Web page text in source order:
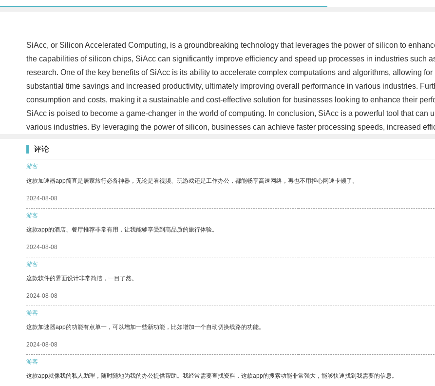
SiAcc, or Silicon Accelerated Computing, is a groundbreaking technology that leverages the power of silicon to
the capabilities of silicon chips, SiAcc can significantly improve efficiency and speed up processes in industries such
research. One of the key benefits of SiAcc is its ability to accelerate complex computations and algorithms, allowing
substantial time savings and increased productivity, ultimately improving overall performance in various industries.
consumption and costs, making it a sustainable and cost-effective solution for businesses looking to enhance their
SiAcc is poised to become a game-changer in the world of computing. In conclusion, SiAcc is a powerful tool that can
various industries. By leveraging the power of silicon, businesses can achieve faster processing speeds, increased
评论
游客
这款加速器app简直是居家旅行必备神器，无论是看视频、玩游戏还是工作办公，都能畅享高速网络，再也不用担心网速卡顿了。
2024-08-08
游客
这款app的酒店、餐厅推荐非常有用，让我能够享受到高品质的旅行体验。
2024-08-08
游客
这款软件的界面设计非常简洁，一目了然。
2024-08-08
游客
这款加速器app的功能有点单一，可以增加一些新功能，比如增加一个自动切换线路的功能。
2024-08-08
游客
这款app就像我的私人助理，随时随地为我的办公提供帮助。我经常需要查找资料，这款app的搜索功能非常强大，能够快速找到我需要的信息。